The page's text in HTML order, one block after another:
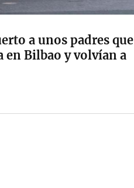
a unos padres que
en Bilbao y volvían a